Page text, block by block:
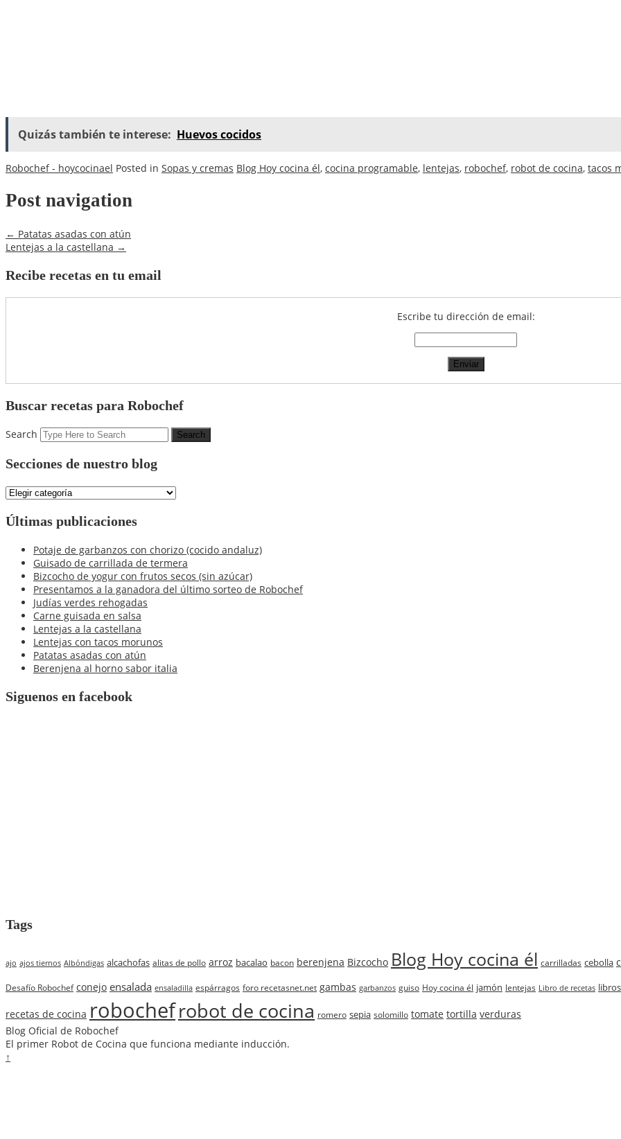
Quizás también te interese: Huevos cocidos
Robochef - hoycocinael Posted in Sopas y cremas Blog Hoy cocina él, cocina programable, lentejas, robochef, robot de cocina, tacos
Post navigation
← Patatas asadas con atún
Lentejas a la castellana →
Recibe recetas en tu email
Escribe tu dirección de email:
Buscar recetas para Robochef
Search
Secciones de nuestro blog
Secciones
nuestro
Últimas publicaciones
Potaje de garbanzos con chorizo (cocido andaluz)
Guisado de carrillada de termera
Bizcocho de yogur con frutos secos (sin azúcar)
Presentamos a la ganadora del último sorteo de Robochef
Judías verdes rehogadas
Carne guisada en salsa
Lentejas a la castellana
Lentejas con tacos morunos
Patatas asadas con atún
Berenjena al horno sabor italia
Siguenos en facebook
Tags
ajo ajos tiernos Albóndigas alcachofas alitas de pollo arroz bacalao bacon berenjena Bizcocho Blog Hoy cocina él carrilladas cebolla
Desafío Robochef conejo ensalada ensaladilla espárragos foro recetasnet.net gambas garbanzos guiso Hoy cocina él jamón lentejas Libro de recetas
recetas de cocina robochefrobot de cocina romero sepia solomillo tomate tortilla verduras
Blog Oficial de Robochef
El primer Robot de Cocina que funciona mediante inducción.
↑